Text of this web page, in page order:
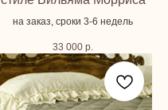
на заказ, сроки 3-6 недель
33 000 р.